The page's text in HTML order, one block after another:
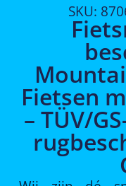
SKU:
Fietsen
– TÜV/